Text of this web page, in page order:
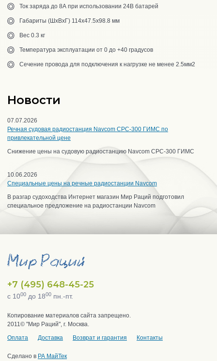
Ток заряда до 8А при использовании 24В батарей
Габариты (ШхВхГ) 114х47.5х98.8 мм
Вес 0.3 кг
Температура эксплуатации от 0 до +40 градусов
Сечение провода для подключения к нагрузке не менее 2.5мм2
Новости
07.07.2026
Речная судовая радиостанция Navcom CPC-300 ГИМС по
привлекательной цене
Снижение цены на судовую радиостанцию Navcom CPC-300 ГИМС
10.06.2026
Специальные цены на речные радиостанции Navcom
В разгар судоходства Интернет магазин Мир Раций подготовил
специальное предложение на радиостанции Navcom
+7 (495) 648-45-25
с 1000 до 1800 пн.-пт.
Копирование материалов сайта запрещено.
2011© "Мир Раций", г. Москва.
Оплата
Доставка Возврат и гарантия Контакты
Сделано в РА МайТек